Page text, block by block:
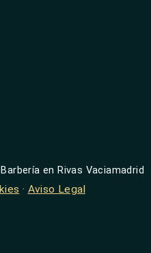
en Rivas Vaciamadrid
· Aviso Legal